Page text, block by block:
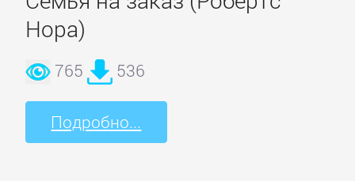
Нора)
765 536
Подробно...
Детская
фантастика
Детские
детективы